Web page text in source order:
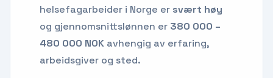
helsefagarbeider i Norge er svært høy
og gjennomsnittslønnen er 380 000 –
480 000 NOK avhengig av erfaring,
arbeidsgiver og sted.